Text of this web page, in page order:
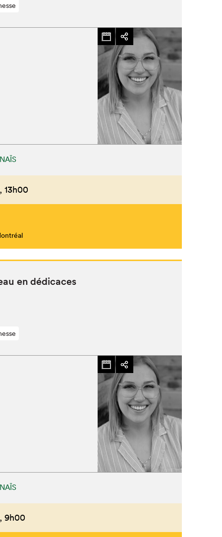
Fermer
13h00
en dédicaces
9h00